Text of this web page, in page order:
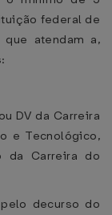
federal de
atendam a,
DV da Carreira
e Tecnológico,
da Carreira do
decurso do